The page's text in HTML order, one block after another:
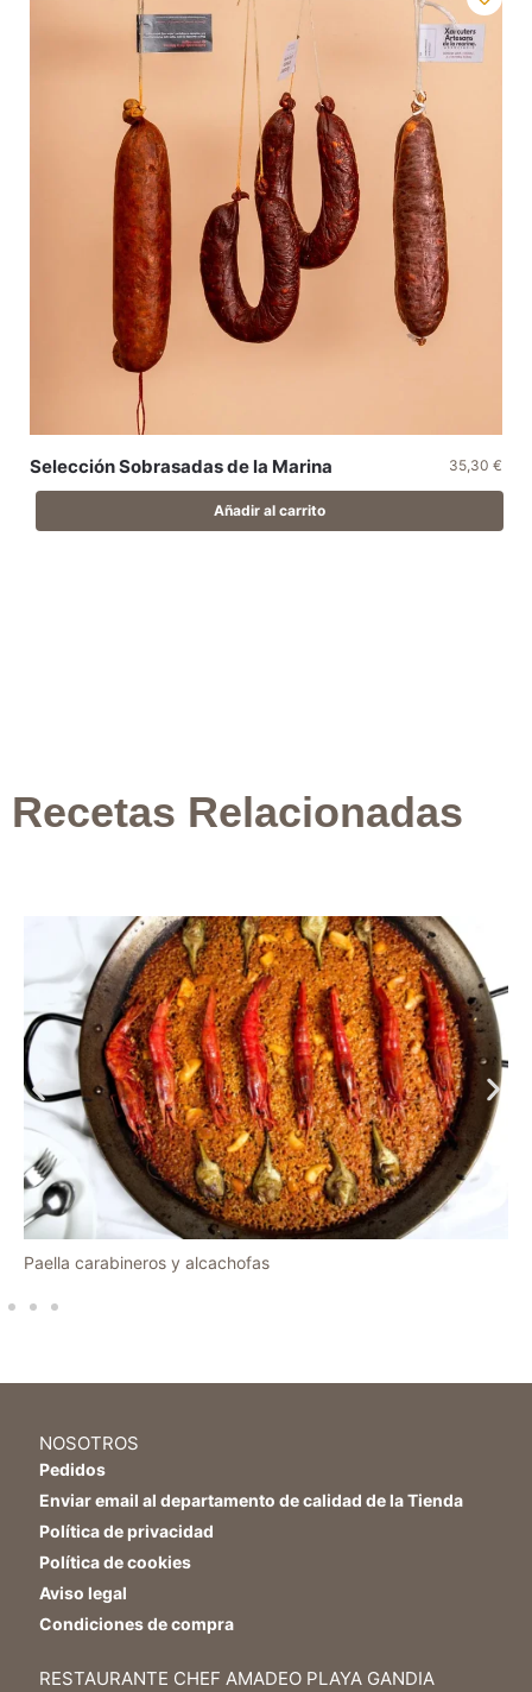
Selección Sobrasadas de la Marina 35,30 €
Añadir al carrito
Recetas Relacionadas
Paella carabineros y alcachofas
NOSOTROS
Pedidos
Enviar email al departamento de calidad de la Tienda
Política de privacidad
Política de cookies
Aviso legal
Condiciones de compra
RESTAURANTE CHEF AMADEO PLAYA GANDIA